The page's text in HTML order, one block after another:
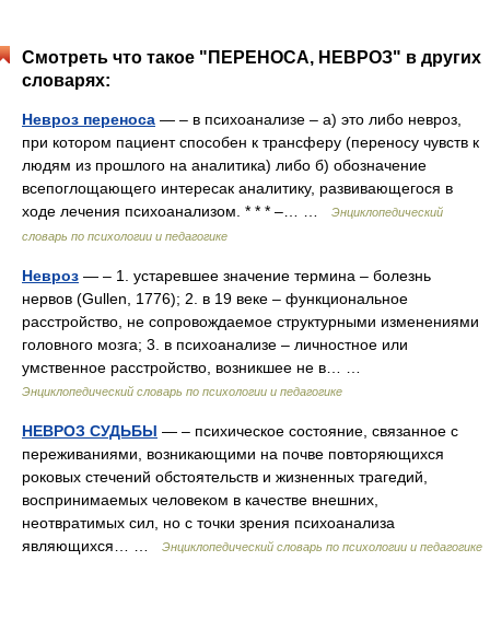
Смотреть что такое "ПЕРЕНОСА, НЕВРОЗ" в других
словарях:
Невроз переноса — – в психоанализе – а) это либо невроз,
при котором пациент способен к трансферу (переносу чувств к
людям из прошлого на аналитика) либо б) обозначение
всепоглощающего интересак аналитику, развивающегося в
ходе лечения психоанализом. * * * –… …
Энциклопедический
словарь по психологии и педагогике
Невроз — – 1. устаревшее значение термина – болезнь
нервов (Gullen, 1776); 2. в 19 веке – функциональное
расстройство, не сопровождаемое структурными изменениями
головного мозга; 3. в психоанализе – личностное или
умственное расстройство, возникшее не в… …
Энциклопедический словарь по психологии и педагогике
НЕВРОЗ СУДЬБЫ — – психическое состояние, связанное с
переживаниями, возникающими на почве повторяющихся
роковых стечений обстоятельств и жизненных трагедий,
воспринимаемых человеком в качестве внешних,
неотвратимых сил, но с точки зрения психоанализа
являющихся… …
Энциклопедический словарь по психологии и педагогике